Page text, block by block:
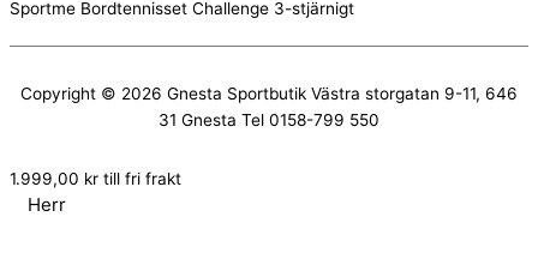
Sportme Bordtennisset Challenge 3-stjärnigt
Copyright © 2026 Gnesta Sportbutik Västra storgatan 9-11, 646
31 Gnesta Tel 0158-799 550
1.999,00 kr till fri frakt
Herr